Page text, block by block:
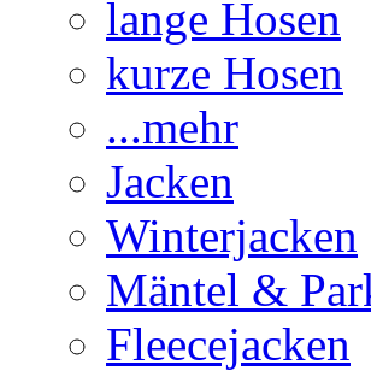
lange Hosen
kurze Hosen
...mehr
Jacken
Winterjacken
Mäntel &
Fleecejacken